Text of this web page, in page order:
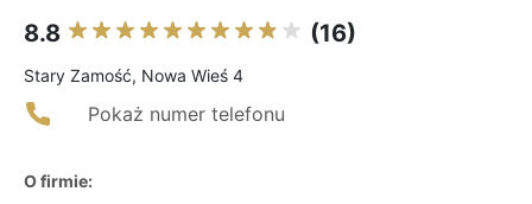
8.8 (16)
Stary Zamość, Nowa Wieś 4
Pokaż numer telefonu
O firmie: